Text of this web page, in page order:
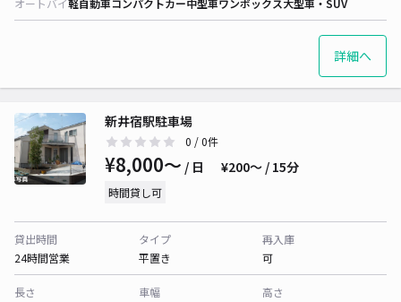
オートバイ軽自動車コンパクトカー中型車ワンボックス大型車・SUV
詳細へ
新井宿駅駐車場
0 / 0件
¥8,000〜 / 日 ¥200〜 / 15分
時間貸し可
貸出時間
24時間営業
タイプ
平置き
再入庫
可
長さ
車幅
高さ